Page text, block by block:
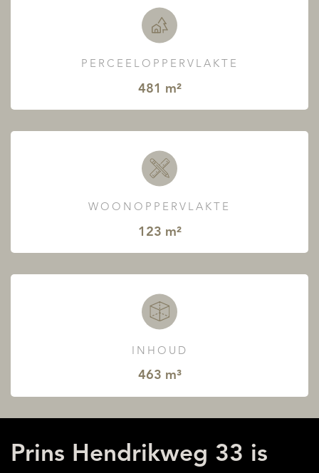
PERCEELOPPERVLAKTE
481 m²
WOONOPPERVLAKTE
123 m²
INHOUD
463 m³
Prins Hendrikweg 33 is